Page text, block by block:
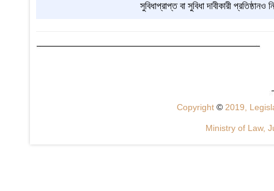
সুবিধাপ্রাপ্ত বা সুবিধা দাবীকারী
Copyright © 2019,
Ministry of Law,